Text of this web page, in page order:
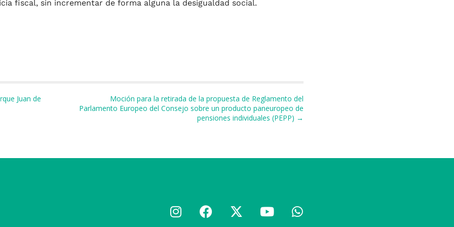
fiscal, sin incrementar de forma alguna la desigualdad social.
Juan de
Moción para la retirada de la propuesta de Reglamento del
Parlamento Europeo del Consejo sobre un producto paneuropeo de
pensiones individuales (PEPP) →